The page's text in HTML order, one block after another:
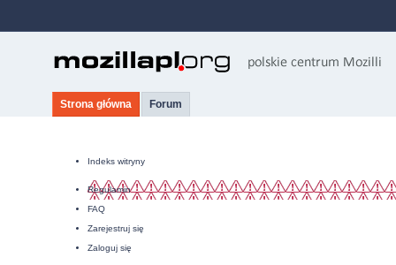
Strona główna Forum
Indeks witryny
Regulamin
FAQ
Zarejestruj się
Zaloguj się